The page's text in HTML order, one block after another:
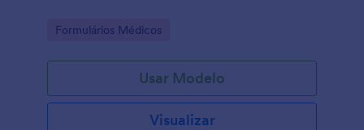
Go to Category:
Formulários Médicos
Usar Modelo
Visualizar